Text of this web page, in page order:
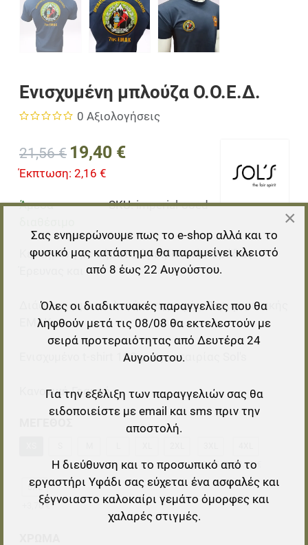
Ενισχυμένη μπλούζα Ο.Ο.Ε.Δ.
0 Αξιολογήσεις
21,56 € 19,40 €
Έκπτωση: 2,16 €
Άμεσα
SKU: imperial-ooed
Κεντημένη με σήματα Ορειβατικής Ομάδας
Διάσωσης, με επιλογή αναγραφής Περιφερειακής
ΕΜΑΚ
Ενισχυμένο t-shirt 190gr της εταιρίας Sol's
Κανονική Γραμμή
+3,15 € +3,70 €
5XL
+3,70 €
×
Σας ενημερώνουμε πως το e-shop αλλά και το
φυσικό μας κατάστημα θα παραμείνει κλειστό
από 8 έως 22 Αυγούστου.
Όλες οι διαδικτυακές παραγγελίες που θα
ληφθούν μετά τις 08/08 θα εκτελεστούν με
σειρά προτεραιότητας από Δευτέρα 24
Αυγούστου.
Για την εξέλιξη των παραγγελιών σας θα
ειδοποιείστε με email και sms πριν την
αποστολή.
Η διεύθυνση και το προσωπικό από το
εργαστήρι Υφάδι σας εύχεται ένα ασφαλές και
ξέγνοιαστο καλοκαίρι γεμάτο όμορφες και
χαλαρές στιγμές.